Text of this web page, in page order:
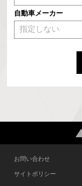
自動車メーカー
お問い合わせ
サイトポリシー